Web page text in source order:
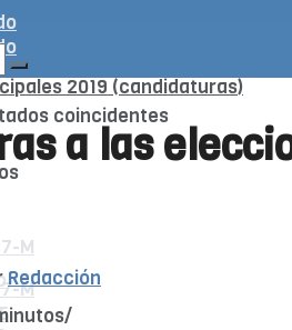
M
M
coincidentes
2019 (candidaturas)
a las
Redacción